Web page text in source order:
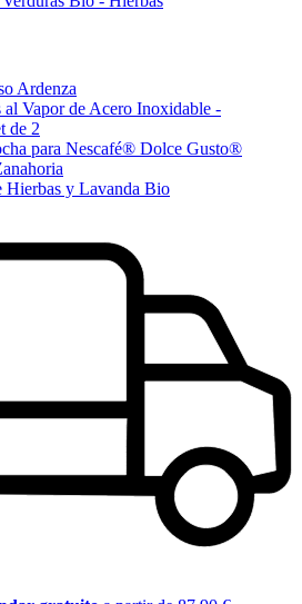
Ardenza
Vapor de Acero Inoxidable -
de 2
para Nescafé® Dolce Gusto®
Hierbas y Lavanda Bio